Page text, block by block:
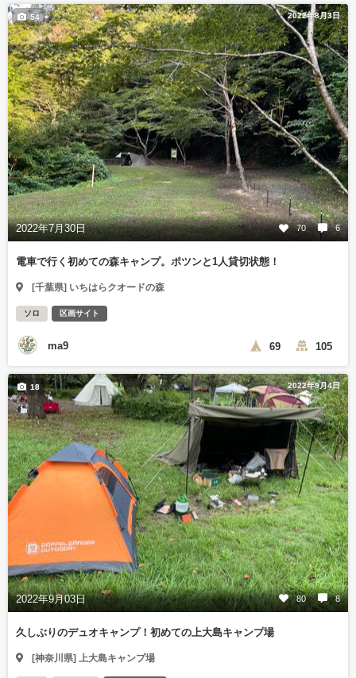
2022年8月3日
2022年7月30日 70 6
54
電車で行く初めての森キャンプ。ポツンと1人貸切状態！
[千葉県] いちはらクオードの森
ソロ 区画サイト
ma9 69 105
2022年9月4日
2022年9月03日 80 8
18
久しぶりのデュオキャンプ！初めての上大島キャンプ場
[神奈川県] 上大島キャンプ場